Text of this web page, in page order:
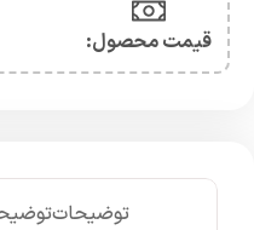
قیمت محصول:​
توضیحات